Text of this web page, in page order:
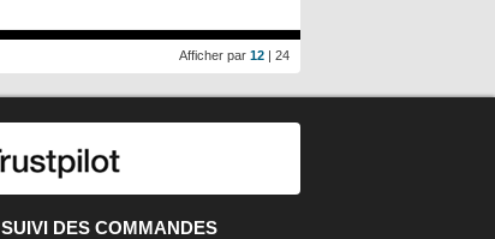
Afficher par 12 | 24
SUIVI DES COMMANDES